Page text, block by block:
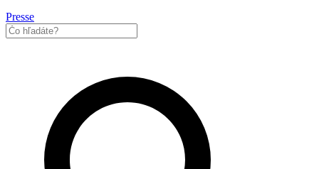
Presse